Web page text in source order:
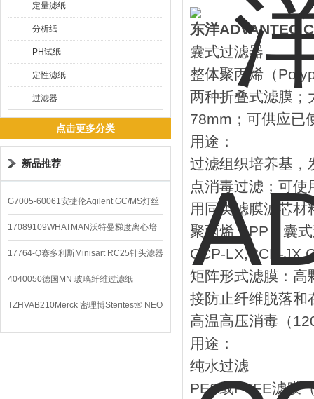
定量滤纸
分析纸
PH试纸
定性滤纸
过滤器
点击更多分类
新品推荐
G7005-60061安捷伦Agilent GC/MS灯丝
配件
17089109WHATMAN沃特曼梯度离心培
养基
17764-Q赛多利斯Minisart RC25针头滤器
4040050德国MN 玻璃纤维过滤纸
TZHVAB210Merck 密理博Steritest® NEO
设备
东洋ADVANTEC
囊式过滤器
整体聚丙烯（
两种折叠式滤膜；
78mm；可供应已
用途：
过滤组织培养基，
点消毒过滤；可
用同类滤膜滤芯
聚丙烯（PP）囊
CCP-LX,CCP-
矩阵形式滤膜：高
接防止纤维脱落和
高温高压消毒（
用途：
纯水过滤
PES或PTFE滤膜